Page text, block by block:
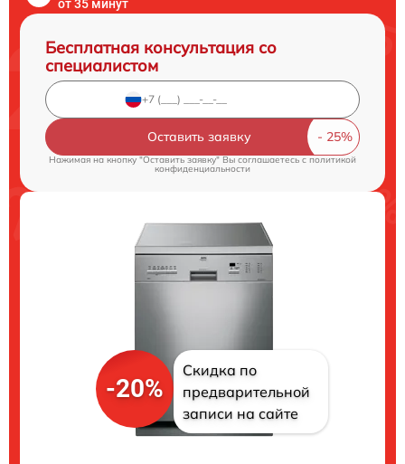
от 35 минут
Бесплатная консультация со
специалистом
Оставить заявку
Нажимая на кнопку "Оставить заявку" Вы соглашаетесь cполитикой
конфиденциальности
-20%
Скидка по
предварительной
записи на сайте